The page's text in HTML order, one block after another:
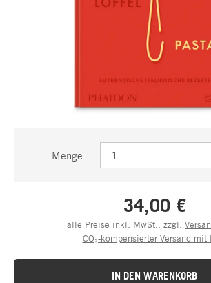
Menge
34,00 €
alle Preise inkl. MwSt., zzgl.
CO₂-kompensierter Versand mit
IN DEN WARENKORB